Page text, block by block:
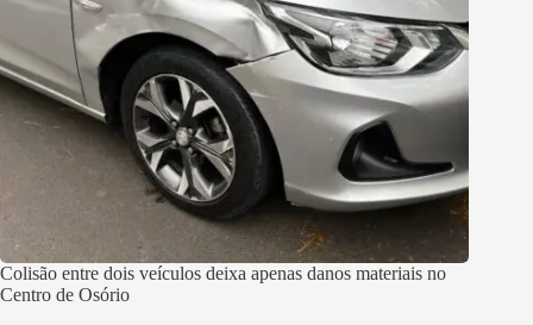
Colisão entre dois veículos deixa apenas danos materiais no
Centro de Osório